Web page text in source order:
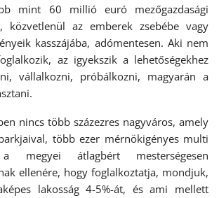
mint 60 millió euró mezőgazdasági
közvetlenül az emberek zsebébe vagy
kasszájába, adómentesen. Aki nem
az igyekszik a lehetőségekhez
vállalkozni, próbálkozni, magyarán a
nincs több százezres nagyváros, amely
több ezer mérnökigényes multi
a megyei átlagbért mesterségesen
ellenére, hogy foglalkoztatja, mondjuk,
lakosság 4-5%-át, és ami mellett